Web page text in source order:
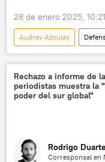
28 de enero 2025,
Audrey Azoulay
Ucrania
Unesco
🛡️ Zonas de conflicto
Rechazo a informe de
periodistas muestra la
poder del sur global"
Rodrigo Duarte
Corresponsal en